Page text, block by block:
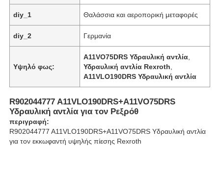
Προϊόντα
Βίντεο
Σχετικά με εμάς
Επισκέψεις στο εργοστάσιο
Ποιοτικός έλεγχος
diy_1 Θαλάσσια και αεροπορική μεταφορές
diy_2 Γερμανία
Υψηλό φως:
A11VO75DRS Υδραυλική αντλία
Υδραυλική αντλία Rexroth
A11VLO190DRS Υδραυλική αντλία
R902044777 A11VLO190DRS+A11VO75DRS
Υδραυλική αντλία για τον Ρεξρόθ
περιγραφή:
R902044777 A11VLO190DRS+A11VO75DRS Υδραυλική αντλία
για τον εκκωφαντή υψηλής πίεσης Rexroth